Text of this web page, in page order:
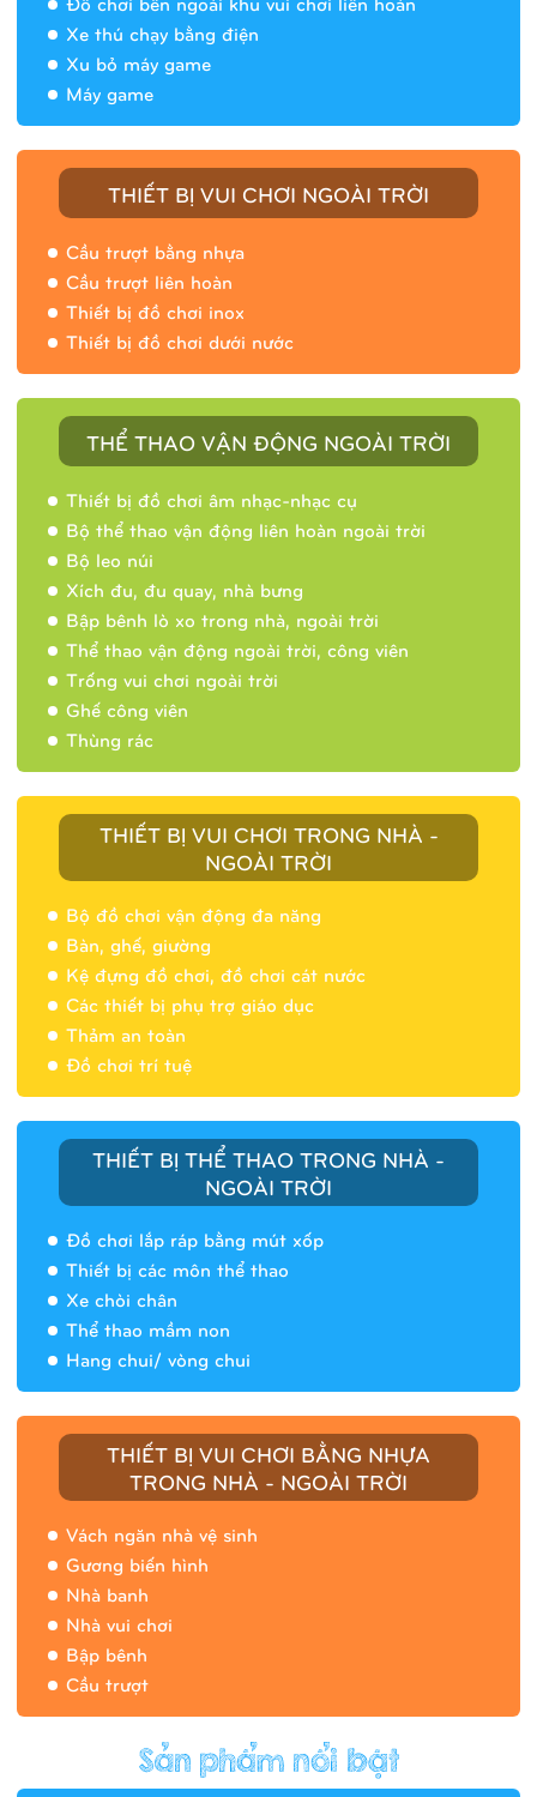
Xe thú chạy bằng điện
Xu bỏ máy game
Máy game
THIẾT BỊ VUI CHƠI NGOÀI TRỜI
Cầu trượt bằng nhựa
Cầu trượt liên hoàn
Thiết bị đồ chơi inox
Thiết bị đồ chơi dưới nước
THỂ THAO VẬN ĐỘNG NGOÀI TRỜI
Thiết bị đồ chơi âm nhạc-nhạc cụ
Bộ thể thao vận động liên hoàn ngoài trời
Bộ leo núi
Xích đu, đu quay, nhà bưng
Bập bênh lò xo trong nhà, ngoài trời
Thể thao vận động ngoài trời, công viên
Trống vui chơi ngoài trời
Ghế công viên
Thùng rác
THIẾT BỊ VUI CHƠI TRONG NHÀ -
NGOÀI TRỜI
Bộ đồ chơi vận động đa năng
Bàn, ghế, giường
Kệ đựng đồ chơi, đồ chơi cát nước
Các thiết bị phụ trợ giáo dục
Thảm an toàn
Đồ chơi trí tuệ
THIẾT BỊ THỂ THAO TRONG NHÀ -
NGOÀI TRỜI
Đồ chơi lắp ráp bằng mút xốp
Thiết bị các môn thể thao
Xe chòi chân
Thể thao mầm non
Hang chui/ vòng chui
THIẾT BỊ VUI CHƠI BẰNG NHỰA
TRONG NHÀ - NGOÀI TRỜI
Vách ngăn nhà vệ sinh
Gương biến hình
Nhà banh
Nhà vui chơi
Bập bênh
Cầu trượt
Nhà banh 9H5404
Nhà banh 9H5408
Hàng rào/nhà banh 9H5412